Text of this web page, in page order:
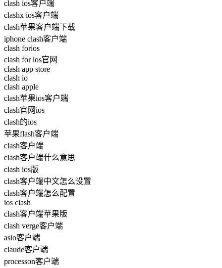
clash ios客户端
clashx ios客户端
clash苹果客户端下载
iphone clash客户端
clash forios
clash for ios官网
clash app store
clash io
clash apple
clash苹果ios客户端
clash官网ios
clash的ios
苹果flash客户端
clash客户端
clash客户端什么意思
clash ios版
clash客户端中文怎么设置
clash客户端怎么配置
ios clash
clash客户端苹果版
clash verge客户端
asio客户端
claude客户端
processon客户端